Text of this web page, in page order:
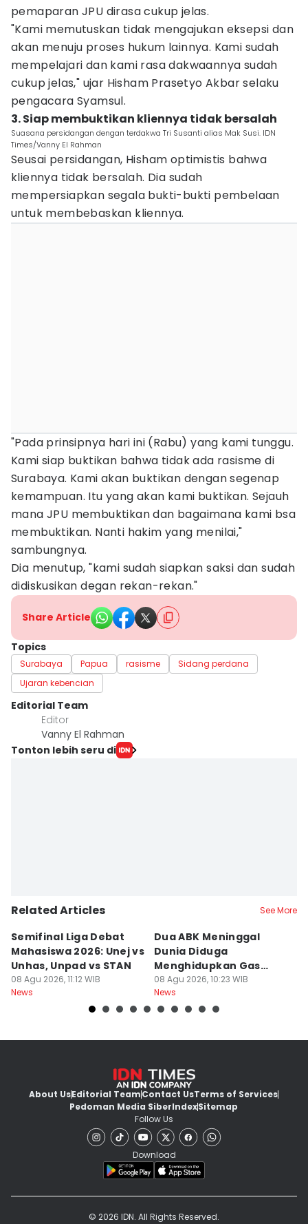
pemaparan JPU dirasa cukup jelas.
"Kami memutuskan tidak mengajukan eksepsi dan
akan menuju proses hukum lainnya. Kami sudah
mempelajari dan kami rasa dakwaannya sudah
cukup jelas," ujar Hisham Prasetyo Akbar selaku
pengacara Syamsul.
3. Siap membuktikan kliennya tidak bersalah
Suasana persidangan dengan terdakwa Tri Susanti alias Mak Susi. IDN
Times/Vanny El Rahman
Seusai persidangan, Hisham optimistis bahwa
kliennya tidak bersalah. Dia sudah
mempersiapkan segala bukti-bukti pembelaan
untuk membebaskan kliennya.
"Pada prinsipnya hari ini (Rabu) yang kami tunggu.
Kami siap buktikan bahwa tidak ada rasisme di
Surabaya. Kami akan buktikan dengan segenap
kemampuan. Itu yang akan kami buktikan. Sejauh
mana JPU membuktikan dan bagaimana kami bsa
membuktikan. Nanti hakim yang menilai,"
sambungnya.
Dia menutup, "kami sudah siapkan saksi dan sudah
didiskusikan degan rekan-rekan."
Share Article
Topics
Surabaya Papua rasisme
Sidang perdana
Ujaran kebencian
Editorial Team
Editor
Vanny El Rahman
Tonton lebih seru di
Related Articles See More
Semifinal Liga Debat
Mahasiswa 2026: Unej vs
Unhas, Unpad vs STAN
08 Agu 2026, 11:12 WIB
News
Dua ABK Meninggal
Dunia Diduga
Menghidupkan Gas
Beracun di Kapal
08 Agu 2026, 10:23 WIB
News
About UsEditorial TeamContact UsTerms of Services
Pedoman Media SiberIndexSitemap
Follow Us
Download
© 2026 IDN. All Rights Reserved.